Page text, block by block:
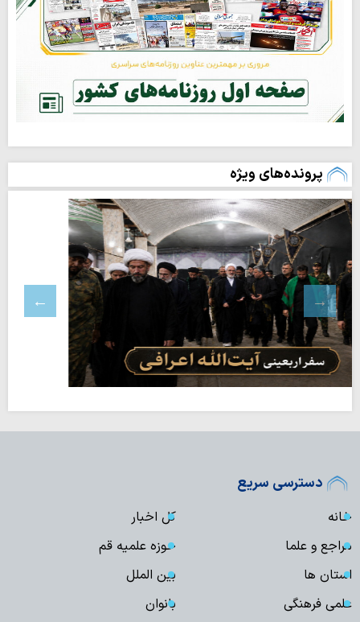
پرونده‌های ویژه
دسترسی سریع
خانه
کل اخبار
مراجع و علما
حوزه علمیه قم
استان ها
بین الملل
علمی فرهنگی
بانوان